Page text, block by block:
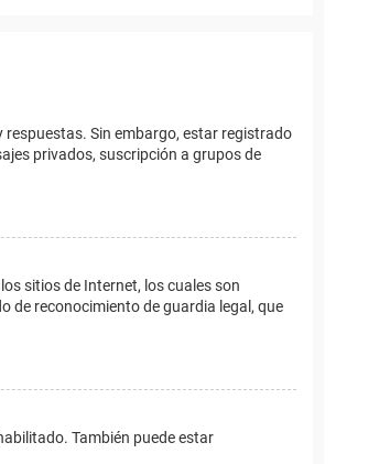
Sin embargo, estar registrado
privados, suscripción a grupos de
sitios de Internet, los cuales son
de reconocimiento de guardia legal, que
También puede estar